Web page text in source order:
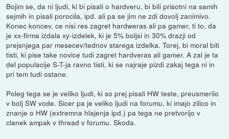
Bojim se, da ni ljudi, ki bi pisali o hardveru, bi bili prisotni na samih
sejmih in pisali porocila, ipd. ali pa se jim ne zdi dovolj zanimivo.
Konec koncev, ce nisi res zagret hardweras ali pa gamer, ti to, da
je xx-firma izdala xy-izdelek, ki je 5% boljsi in 30% drazji od
prejsnjega par mesecev/tednov starega izdelka. Torej, bi moral biti
tisti, ki pise take novice tudi zagret hardveras ali gamer. A zal je ta
del populacije S-T-ja ravno tisti, ki se najraje pizdi zakaj tega ni in
pri tem tudi ostane.
Poleg tega se je veliko ljudi, ki so prej pisali HW teste, preusmerilo
v bolj SW vode. Sicer pa je veliko ljudi na forumu, ki imajo zilico in
znanje o HW (extremna hlajenja ipd.) pa tega ne pretvorijo v
clanek ampak v thread v forumu. Skoda.